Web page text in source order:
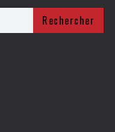
Rechercher